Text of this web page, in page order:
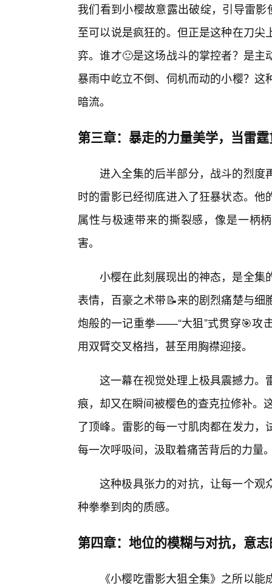
我们看到小樱故意露出破绽，引导雷
至可以说是疯狂的。但正是这种在刀
弈。谁才🙂是这场战斗的掌控者？是
暴雨中屹立不倒、伺机而动的小樱？
暗流。
第三章：暴走的力量美学，当雷
进入全集的后半部分，战斗的烈度
时的雷影已经彻底进入了狂暴状态。
属性与极速带来的撕裂感，像是一柄
害。
小樱在此刻展现出的神态，是全集
表情，百豪之术带📝来的剧烈痛楚与
炮般的一记重拳——“大狙”式贯穿🎯攻
用双臂交叉格挡，甚至用胸襟迎接。
这一幕在视觉处理上极具震撼力。
痕，却又在瞬间被樱色的查克拉修补。
了顶峰。雷影的每一寸肌肉都在发力
每一次呼吸间，汲取着痛苦背后的力量
这种极具张力的对抗，让每一个观
种拳拳到肉的质感。
第四章：地位的模糊与对抗，意
《小樱吃雷影大狙全集》之所以